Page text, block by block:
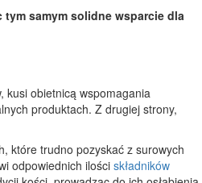
samym solidne wsparcie dla
kusi obietnicą wspomagania
produktach. Z drugiej strony,
które trudno pozyskać z surowych
odpowiednich ilościskładników